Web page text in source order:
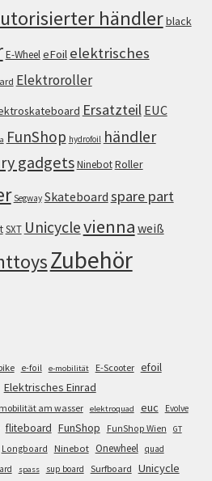
händlerblack
E-WheeleFoil elektrisches
Elektroroller
Ersatzteil EUC
FunShop hydrofoil händler
gadgetsNinebotRoller
Segway Skateboard spare part
SXT Unicyclevienna weiß
Zubehör
e-foil e-mobilität E-Scooter efoil
Elektrisches Einrad
am wasser elektroquad euc
Evolve
fliteboard FunShop FunShop Wien GT
Longboard Ninebot Onewheel quad
spass sup board Surfboard Unicycle